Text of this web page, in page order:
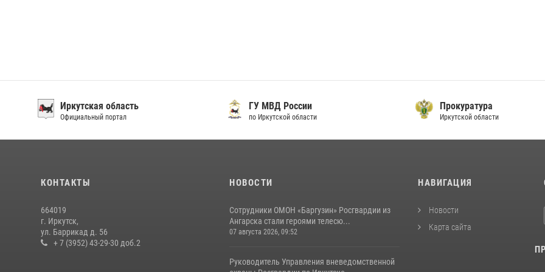
Иркутская область
Официальный портал
ГУ МВД России
по Иркутской области
Прокуратура
Иркутской области
КОНТАКТЫ
664019
г. Иркутск,
ул. Баррикад д. 56
+ 7 (3952) 43-29-30 доб.2
НОВОСТИ
Сотрудники ОМОН «Баргузин» Росгвардии из
Ангарска стали героями телесю...
07 августа 2026, 09:52
Руководитель Управления вневедомственной
НАВИГАЦИЯ
Новости
Карта сайта